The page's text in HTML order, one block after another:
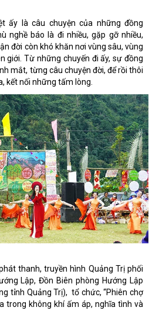
ấy là câu chuyện của những đồng
nghề báo là đi nhiều, gặp gỡ nhiều,
đời còn khó khăn nơi vùng sâu, vùng
giới. Từ những chuyến đi ấy, sự đồng
mắt, từng câu chuyện đời, để rồi thôi
kết nối những tấm lòng.
thanh, truyền hình Quảng Trị phối
Lập, Đồn Biên phòng Hướng Lập
tỉnh Quảng Trị), tổ chức, “Phiên chợ
trong không khí ấm áp, nghĩa tình và